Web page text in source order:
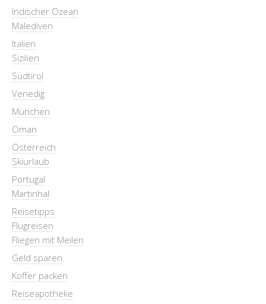
Indischer Ozean
Malediven
Italien
Sizilien
Südtirol
Venedig
München
Oman
Österreich
Skiurlaub
Portugal
Martinhal
Reisetipps
Flugreisen
Fliegen mit Meilen
Geld sparen
Koffer packen
Reiseapotheke